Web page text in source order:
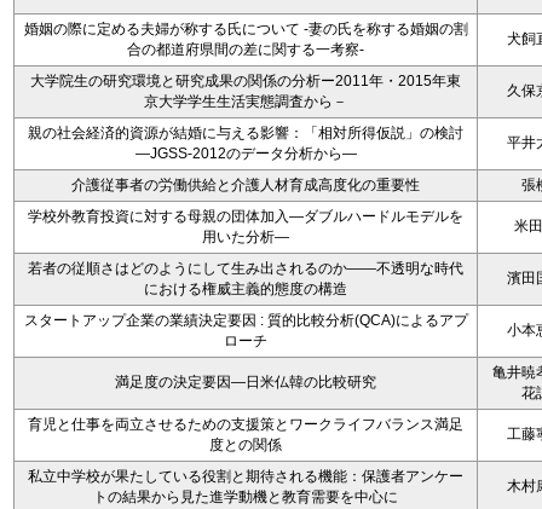
婚姻の際に定める夫婦が称する氏について -妻の氏を称する婚姻の割
合の都道府県間の差に関する一考察-
犬飼
大学院生の研究環境と研究成果の関係の分析ー2011年・2015年東
京大学学生生活実態調査から－
久保
親の社会経済的資源が結婚に与える影響：「相対所得仮説」の検討
―JGSS-2012のデータ分析から―
平井
介護従事者の労働供給と介護人材育成高度化の重要性
張
学校外教育投資に対する母親の団体加入―ダブルハードルモデルを
用いた分析―
米
若者の従順さはどのようにして生み出されるのか――不透明な時代
における権威主義的態度の構造
濱田
スタートアップ企業の業績決定要因 : 質的比較分析(QCA)によるアプ
ローチ
小本
満足度の決定要因―日米仏韓の比較研究
亀井暁
花
育児と仕事を両立させるための支援策とワークライフバランス満足
度との関係
工藤
私立中学校が果たしている役割と期待される機能：保護者アンケー
トの結果から見た進学動機と教育需要を中心に
木村